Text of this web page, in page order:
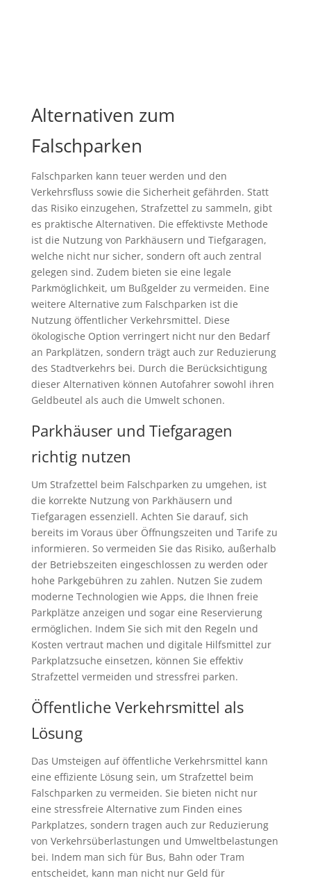
Alternativen zum
Falschparken
Falschparken kann teuer werden und den
Verkehrsfluss sowie die Sicherheit gefährden. Statt
das Risiko einzugehen, Strafzettel zu sammeln, gibt
es praktische Alternativen. Die effektivste Methode
ist die Nutzung von Parkhäusern und Tiefgaragen,
welche nicht nur sicher, sondern oft auch zentral
gelegen sind. Zudem bieten sie eine legale
Parkmöglichkeit, um Bußgelder zu vermeiden. Eine
weitere Alternative zum Falschparken ist die
Nutzung öffentlicher Verkehrsmittel. Diese
ökologische Option verringert nicht nur den Bedarf
an Parkplätzen, sondern trägt auch zur Reduzierung
des Stadtverkehrs bei. Durch die Berücksichtigung
dieser Alternativen können Autofahrer sowohl ihren
Geldbeutel als auch die Umwelt schonen.
Parkhäuser und Tiefgaragen
richtig nutzen
Um Strafzettel beim Falschparken zu umgehen, ist
die korrekte Nutzung von Parkhäusern und
Tiefgaragen essenziell. Achten Sie darauf, sich
bereits im Voraus über Öffnungszeiten und Tarife zu
informieren. So vermeiden Sie das Risiko, außerhalb
der Betriebszeiten eingeschlossen zu werden oder
hohe Parkgebühren zu zahlen. Nutzen Sie zudem
moderne Technologien wie Apps, die Ihnen freie
Parkplätze anzeigen und sogar eine Reservierung
ermöglichen. Indem Sie sich mit den Regeln und
Kosten vertraut machen und digitale Hilfsmittel zur
Parkplatzsuche einsetzen, können Sie effektiv
Strafzettel vermeiden und stressfrei parken.
Öffentliche Verkehrsmittel als
Lösung
Das Umsteigen auf öffentliche Verkehrsmittel kann
eine effiziente Lösung sein, um Strafzettel beim
Falschparken zu vermeiden. Sie bieten nicht nur
eine stressfreie Alternative zum Finden eines
Parkplatzes, sondern tragen auch zur Reduzierung
von Verkehrsüberlastungen und Umweltbelastungen
bei. Indem man sich für Bus, Bahn oder Tram
entscheidet, kann man nicht nur Geld für